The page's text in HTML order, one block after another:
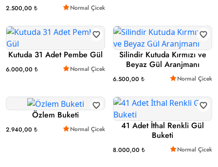
2.500,00 ₺ Normal Çicek
Kutuda 31 Adet Pembe Gül
6.000,00 ₺ Normal Çicek
Silindir Kutuda Kırmızı ve
Beyaz Gül Aranjmanı
6.500,00 ₺ Normal Çicek
Özlem Buketi
2.940,00 ₺ Normal Çicek
41 Adet İthal Renkli Gül
Buketi
8.000,00 ₺ Normal Çicek